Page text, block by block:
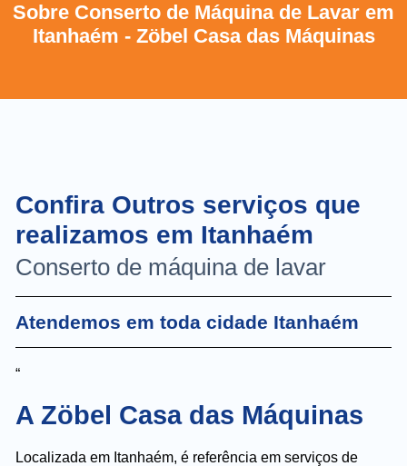
Sobre Conserto de Máquina de Lavar em
Itanhaém - Zöbel Casa das Máquinas
Confira Outros serviços que
realizamos em Itanhaém
Conserto de máquina de lavar
Atendemos em toda cidade Itanhaém
“
A Zöbel Casa das Máquinas
Localizada em Itanhaém, é referência em serviços de